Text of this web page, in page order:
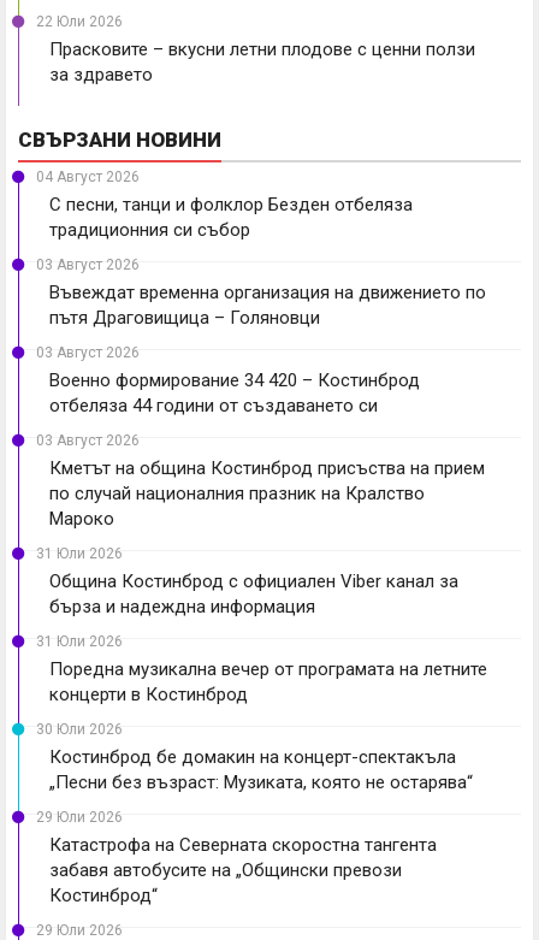
22 Юли 2026
Прасковите – вкусни летни плодове с ценни ползи
за здравето
СВЪРЗАНИ НОВИНИ
04 Август 2026
С песни, танци и фолклор Безден отбеляза
традиционния си събор
03 Август 2026
Въвеждат временна организация на движението по
пътя Драговищица – Голяновци
03 Август 2026
Военно формирование 34 420 – Костинброд
отбеляза 44 години от създаването си
03 Август 2026
Кметът на община Костинброд присъства на прием
по случай националния празник на Кралство
Мароко
31 Юли 2026
Община Костинброд с официален Viber канал за
бърза и надеждна информация
31 Юли 2026
Поредна музикална вечер от програмата на летните
концерти в Костинброд
30 Юли 2026
Костинброд бе домакин на концерт-спектакъла
„Песни без възраст: Музиката, която не остарява“
29 Юли 2026
Катастрофа на Северната скоростна тангента
забавя автобусите на „Общински превози
Костинброд“
29 Юли 2026